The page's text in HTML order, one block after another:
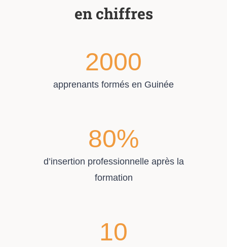
en chiffres
2000
apprenants formés en Guinée
80%
d’insertion professionnelle après la
formation
10